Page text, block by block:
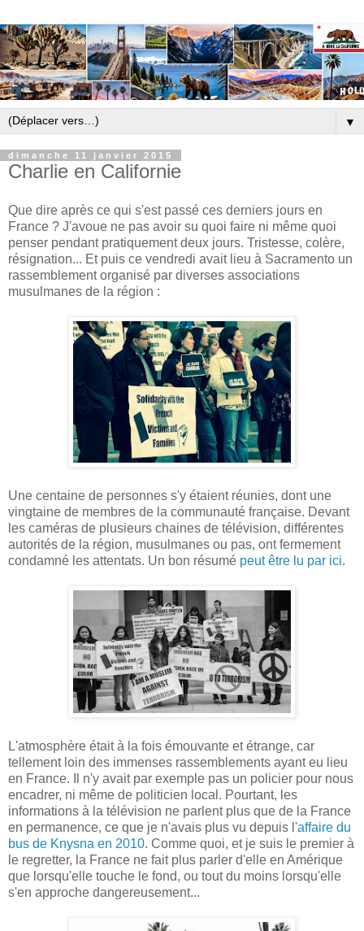
▼
dimanche 11 janvier 2015
Charlie en Californie
Que dire après ce qui s'est passé ces derniers jours en
France ? J'avoue ne pas avoir su quoi faire ni même quoi
penser pendant pratiquement deux jours. Tristesse, colère,
résignation... Et puis ce vendredi avait lieu à Sacramento un
rassemblement organisé par diverses associations
musulmanes de la région :
Une centaine de personnes s'y étaient réunies, dont une
vingtaine de membres de la communauté française. Devant
les caméras de plusieurs chaines de télévision, différentes
autorités de la région, musulmanes ou pas, ont fermement
condamné les attentats. Un bon résumé peut être lu par ici.
L'atmosphère était à la fois émouvante et étrange, car
tellement loin des immenses rassemblements ayant eu lieu
en France. Il n'y avait par exemple pas un policier pour nous
encadrer, ni même de politicien local. Pourtant, les
informations à la télévision ne parlent plus que de la France
en permanence, ce que je n'avais plus vu depuis l'affaire du
bus de Knysna en 2010. Comme quoi, et je suis le premier à
le regretter, la France ne fait plus parler d'elle en Amérique
que lorsqu'elle touche le fond, ou tout du moins lorsqu'elle
s'en approche dangereusement...